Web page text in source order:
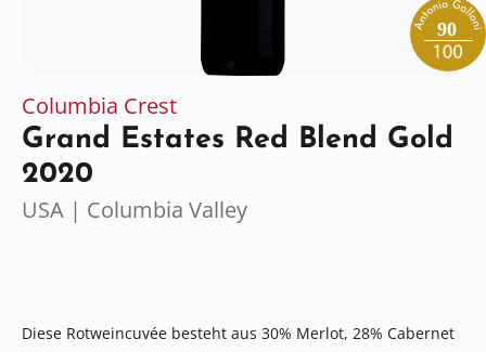
90
Columbia Crest
Grand Estates Red Blend Gold
2020
USA | Columbia Valley
Diese Rotweincuvée besteht aus 30% Merlot, 28% Cabernet